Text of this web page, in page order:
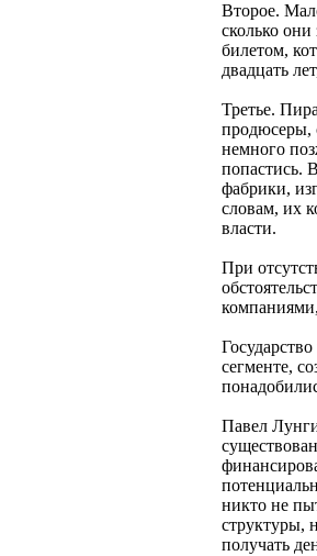
Второе.
сколько
билетом,
двадцать
Третье.
продюсеры,
немного
попастись.
фабрики,
словам, их
власти.
При
сегменте,
Павел
никто не
структуры,
получать